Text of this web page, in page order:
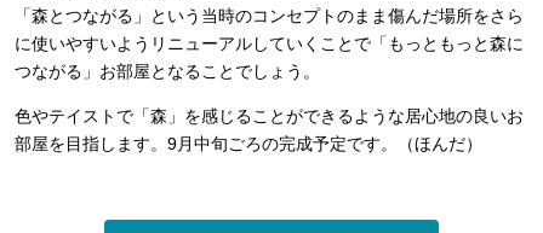
「森とつながる」という当時のコンセプトのまま傷んだ場所をさら
に使いやすいようリニューアルしていくことで「もっともっと森に
つながる」お部屋となることでしょう。
色やテイストで「森」を感じることができるような居心地の良いお
部屋を目指します。9月中旬ごろの完成予定です。（ほんだ）